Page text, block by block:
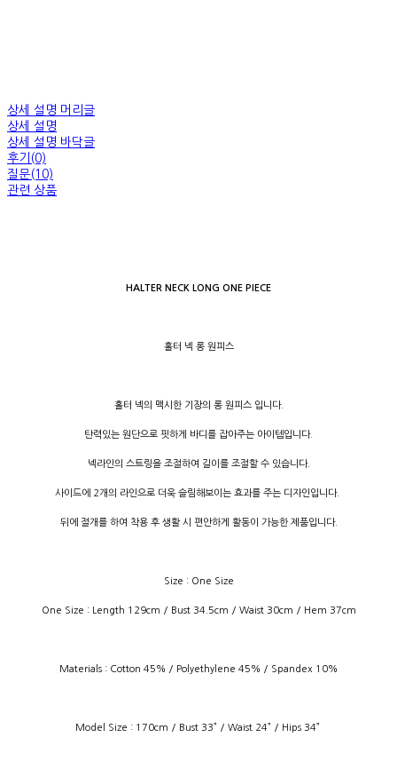
상세 설명 머리글
상세 설명
상세 설명 바닥글
후기(0)
질문(10)
관련 상품
HALTER NECK LONG ONE PIECE
홀터 넥 롱 원피스
홀터 넥의 맥시한 기장의 롱 원피스 입니다.
탄력있는 원단으로 핏하게 바디를 잡아주는 아이템입니다.
넥라인의 스트링을 조절하여 길이를 조절할 수 있습니다.
사이드에 2개의 라인으로 더욱 슬림해보이는 효과를 주는 디자인입니다.
뒤에 절개를 하여 착용 후 생활 시 편안하게 활동이 가능한 제품입니다.
Size : One Size
One Size : Length 129cm / Bust 34.5cm / Waist 30cm / Hem 37cm
Materials : Cotton 45% / Polyethylene 45% / Spandex 10%
Model Size : 170cm / Bust 33” / Waist 24” / Hips 34”